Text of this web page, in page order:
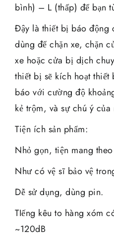
bình) – L (thấp) để bạn
Đậy là thiết bị báo động
dùng để chặn xe, chặn
xe hoặc cửa bị dịch
thiết bị sẽ kích hoạt
báo với cường độ
kẻ trộm, và sự chú ý
Tiện ích sản phẩm:
Nhỏ gọn, tiện mang
Như có vệ sĩ bảo vệ
Dễ sử dụng, dùng pin.
TIếng kêu to hàng xóm
~120dB